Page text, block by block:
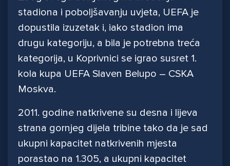
stadiona i poboljšavanju uvjeta, UEFA je
dopustila izuzetak i, iako stadion ima
drugu kategoriju, a bila je potrebna treća
kategorija, u Koprivnici se igrao susret 1.
kola kupa UEFA Slaven Belupo – CSKA
Moskva.
2011. godine natkrivene su desna i lijeva
strana gornjeg dijela tribine tako da je sad
ukupni kapacitet natkrivenih mjesta
porastao na 1.305, a ukupni kapacitet